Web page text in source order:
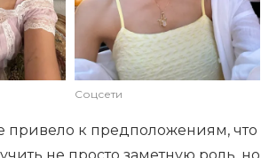
Соцсети
привело к предположениям, что